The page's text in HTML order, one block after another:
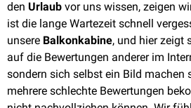
den Urlaub vor uns wissen, zeigen
ist die lange Wartezeit schnell
unsere Balkonkabine, und hier zeigt
auf die Bewertungen anderer im
sondern sich selbst ein Bild machen
mehrere schlechte Bewertungen